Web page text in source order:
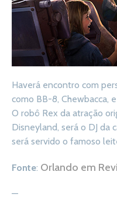
Haverá encontro com
como BB-8, Chewbacca,
O robô Rex da atração
Disneyland, será o DJ da
será servido o famoso
Fonte: Orlando em
—